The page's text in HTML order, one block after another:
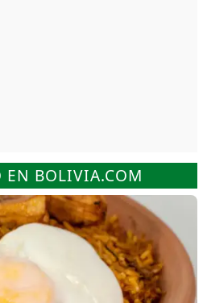
EN BOLIVIA.COM